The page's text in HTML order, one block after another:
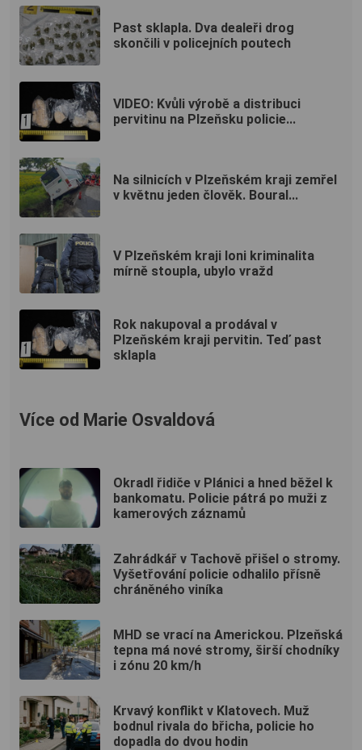
Past sklapla. Dva dealeři drog
skončili v policejních poutech
VIDEO: Kvůli výrobě a distribuci
pervitinu na Plzeňsku policie...
Na silnicích v Plzeňském kraji zemřel
v květnu jeden člověk. Boural...
V Plzeňském kraji loni kriminalita
mírně stoupla, ubylo vražd
Rok nakupoval a prodával v
Plzeňském kraji pervitin. Teď past
sklapla
Více od Marie Osvaldová
Okradl řidiče v Plánici a hned běžel k
bankomatu. Policie pátrá po muži z
kamerových záznamů
Zahrádkář v Tachově přišel o stromy.
Vyšetřování policie odhalilo přísně
chráněného viníka
MHD se vrací na Americkou. Plzeňská
tepna má nové stromy, širší chodníky
i zónu 20 km/h
Krvavý konflikt v Klatovech. Muž
bodnul rivala do břicha, policie ho
dopadla do dvou hodin